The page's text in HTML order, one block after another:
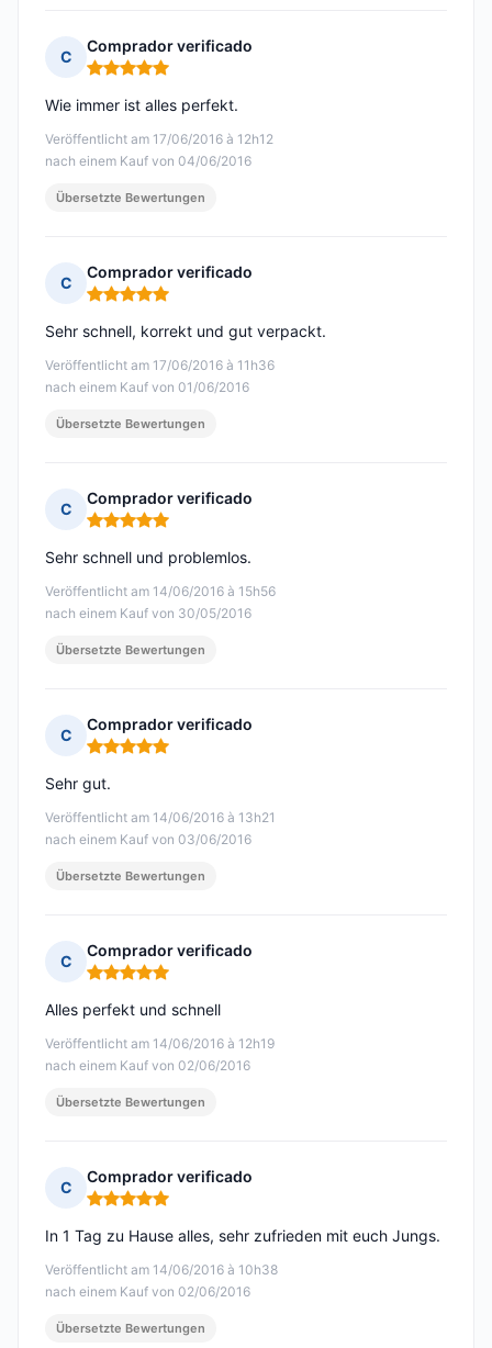
C
Comprador verificado
Hinweis: 5 von 5
Veröffentlicht am 17/06/2016 à 12h12
nach einem Kauf von 04/06/2016
Wie immer ist alles perfekt.
Übersetzte Bewertungen
C
Comprador verificado
Hinweis: 5 von 5
Veröffentlicht am 17/06/2016 à 11h36
nach einem Kauf von 01/06/2016
Sehr schnell, korrekt und gut verpackt.
Übersetzte Bewertungen
C
Comprador verificado
Hinweis: 5 von 5
Veröffentlicht am 14/06/2016 à 15h56
nach einem Kauf von 30/05/2016
Sehr schnell und problemlos.
Übersetzte Bewertungen
C
Comprador verificado
Hinweis: 5 von 5
Veröffentlicht am 14/06/2016 à 13h21
nach einem Kauf von 03/06/2016
Sehr gut.
Übersetzte Bewertungen
C
Comprador verificado
Hinweis: 5 von 5
Veröffentlicht am 14/06/2016 à 12h19
nach einem Kauf von 02/06/2016
Alles perfekt und schnell
Übersetzte Bewertungen
C
Comprador verificado
Hinweis: 5 von 5
Veröffentlicht am 14/06/2016 à 10h38
nach einem Kauf von 02/06/2016
In 1 Tag zu Hause alles, sehr zufrieden mit euch Jungs.
Übersetzte Bewertungen